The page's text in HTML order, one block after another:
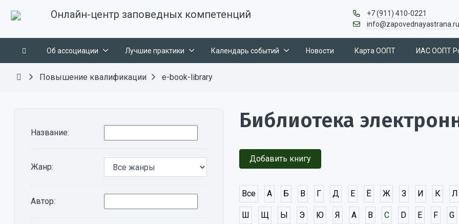
Онлайн-центр заповедных компетенций
+7 (911) 410-0221
info@zapovednayastrana.ru
Об ассоциации Лучшие практики Календарь событий Новости Карта ООПТ ИАС ООПТ
Повышение квалификации e-book-library
Название:
Жанр:
Автор:
Библиотека
Добавить книгу
Все А Б В Г Д Е Ё Ж З И К Л
Ш Щ Ы Э Ю Я A B C D E F G